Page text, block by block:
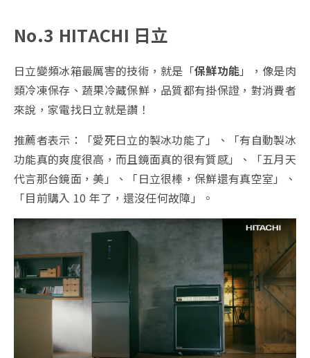
No.3 HITACHI 日立
日立變頻冰箱最厲害的技術，就是「保鮮功能」，像是肉
類冷凍保存、蔬果冷藏保鮮，品質都有掛保證，對消費者
來說，家電找日立就是讚！
推薦者表示：「愛死日立的製冰功能了」、「有自動製冰
功能真的爽度很高，而且鏡面真的很有質感」、「五月天
代言那台鏡面，美」、「日立很棒，保鮮還有真空室」、
「目前購入 10 年了，還沒任何故障」。